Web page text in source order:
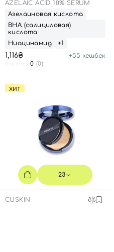
AZELAIC ACID 10% SERUM
Азелаиновая кислота
ВНА (салициловая)
кислота
Ниацинамид
+1
1,116₴ +55 кешбек
0 (0)
ХИТ
23
CUSKIN